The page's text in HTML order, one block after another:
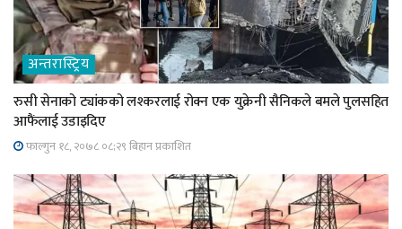
अन्तरास्ट्रिय
रुसी सेनाको ट्यांकको लश्करलाई रोक्न एक युक्रेनी सैनिकले बमले पुलसहित
आफैंलाई उडाइदिए
फाल्गुन १८, २०७८ ०८;२९ बिहान प्रकाशित